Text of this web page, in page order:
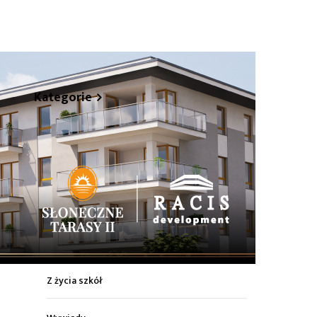
Kategorie
Z życia miasta
Sport
Kultura
Wiadomości z regionu
Z życia szkół